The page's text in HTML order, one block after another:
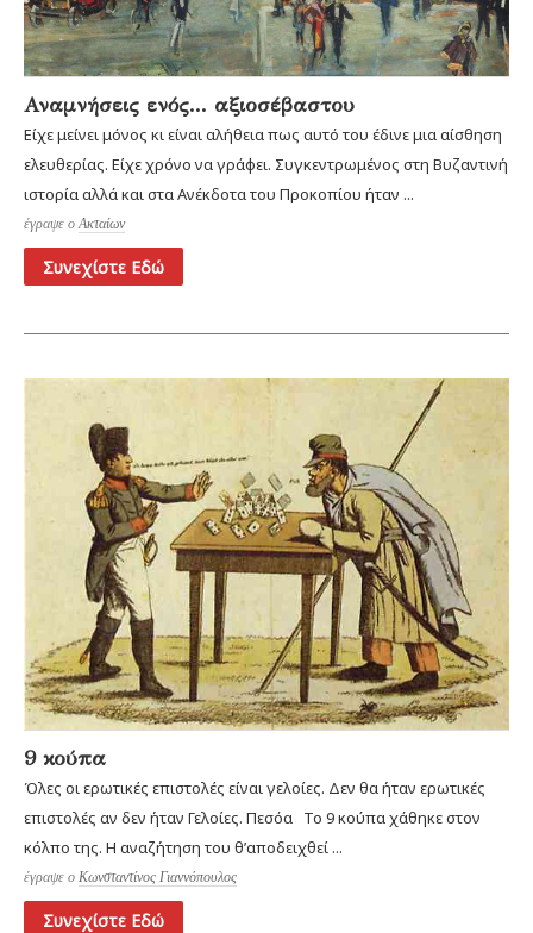
Αναμνήσεις ενός... αξιοσέβαστου
Είχε μείνει μόνος κι είναι αλήθεια πως αυτό του έδινε μια αίσθηση
ελευθερίας. Είχε χρόνο να γράφει. Συγκεντρωμένος στη Βυζαντινή
ιστορία αλλά και στα Ανέκδοτα του Προκοπίου ήταν ...
έγραψε ο Ακταίων
Συνεχίστε Εδώ
9 κούπα
Όλες οι ερωτικές επιστολές είναι γελοίες. Δεν θα ήταν ερωτικές
επιστολές αν δεν ήταν Γελοίες. Πεσόα Το 9 κούπα χάθηκε στον
κόλπο της. Η αναζήτηση του θ’αποδειχθεί ...
έγραψε ο Κωνσταντίνος Γιαννόπουλος
Συνεχίστε Εδώ